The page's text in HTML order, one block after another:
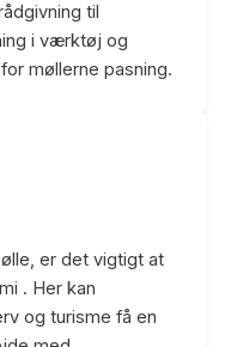
til
i værktøj og
møllerne pasning.
er det vigtigt at
. Her kan
og turisme få en